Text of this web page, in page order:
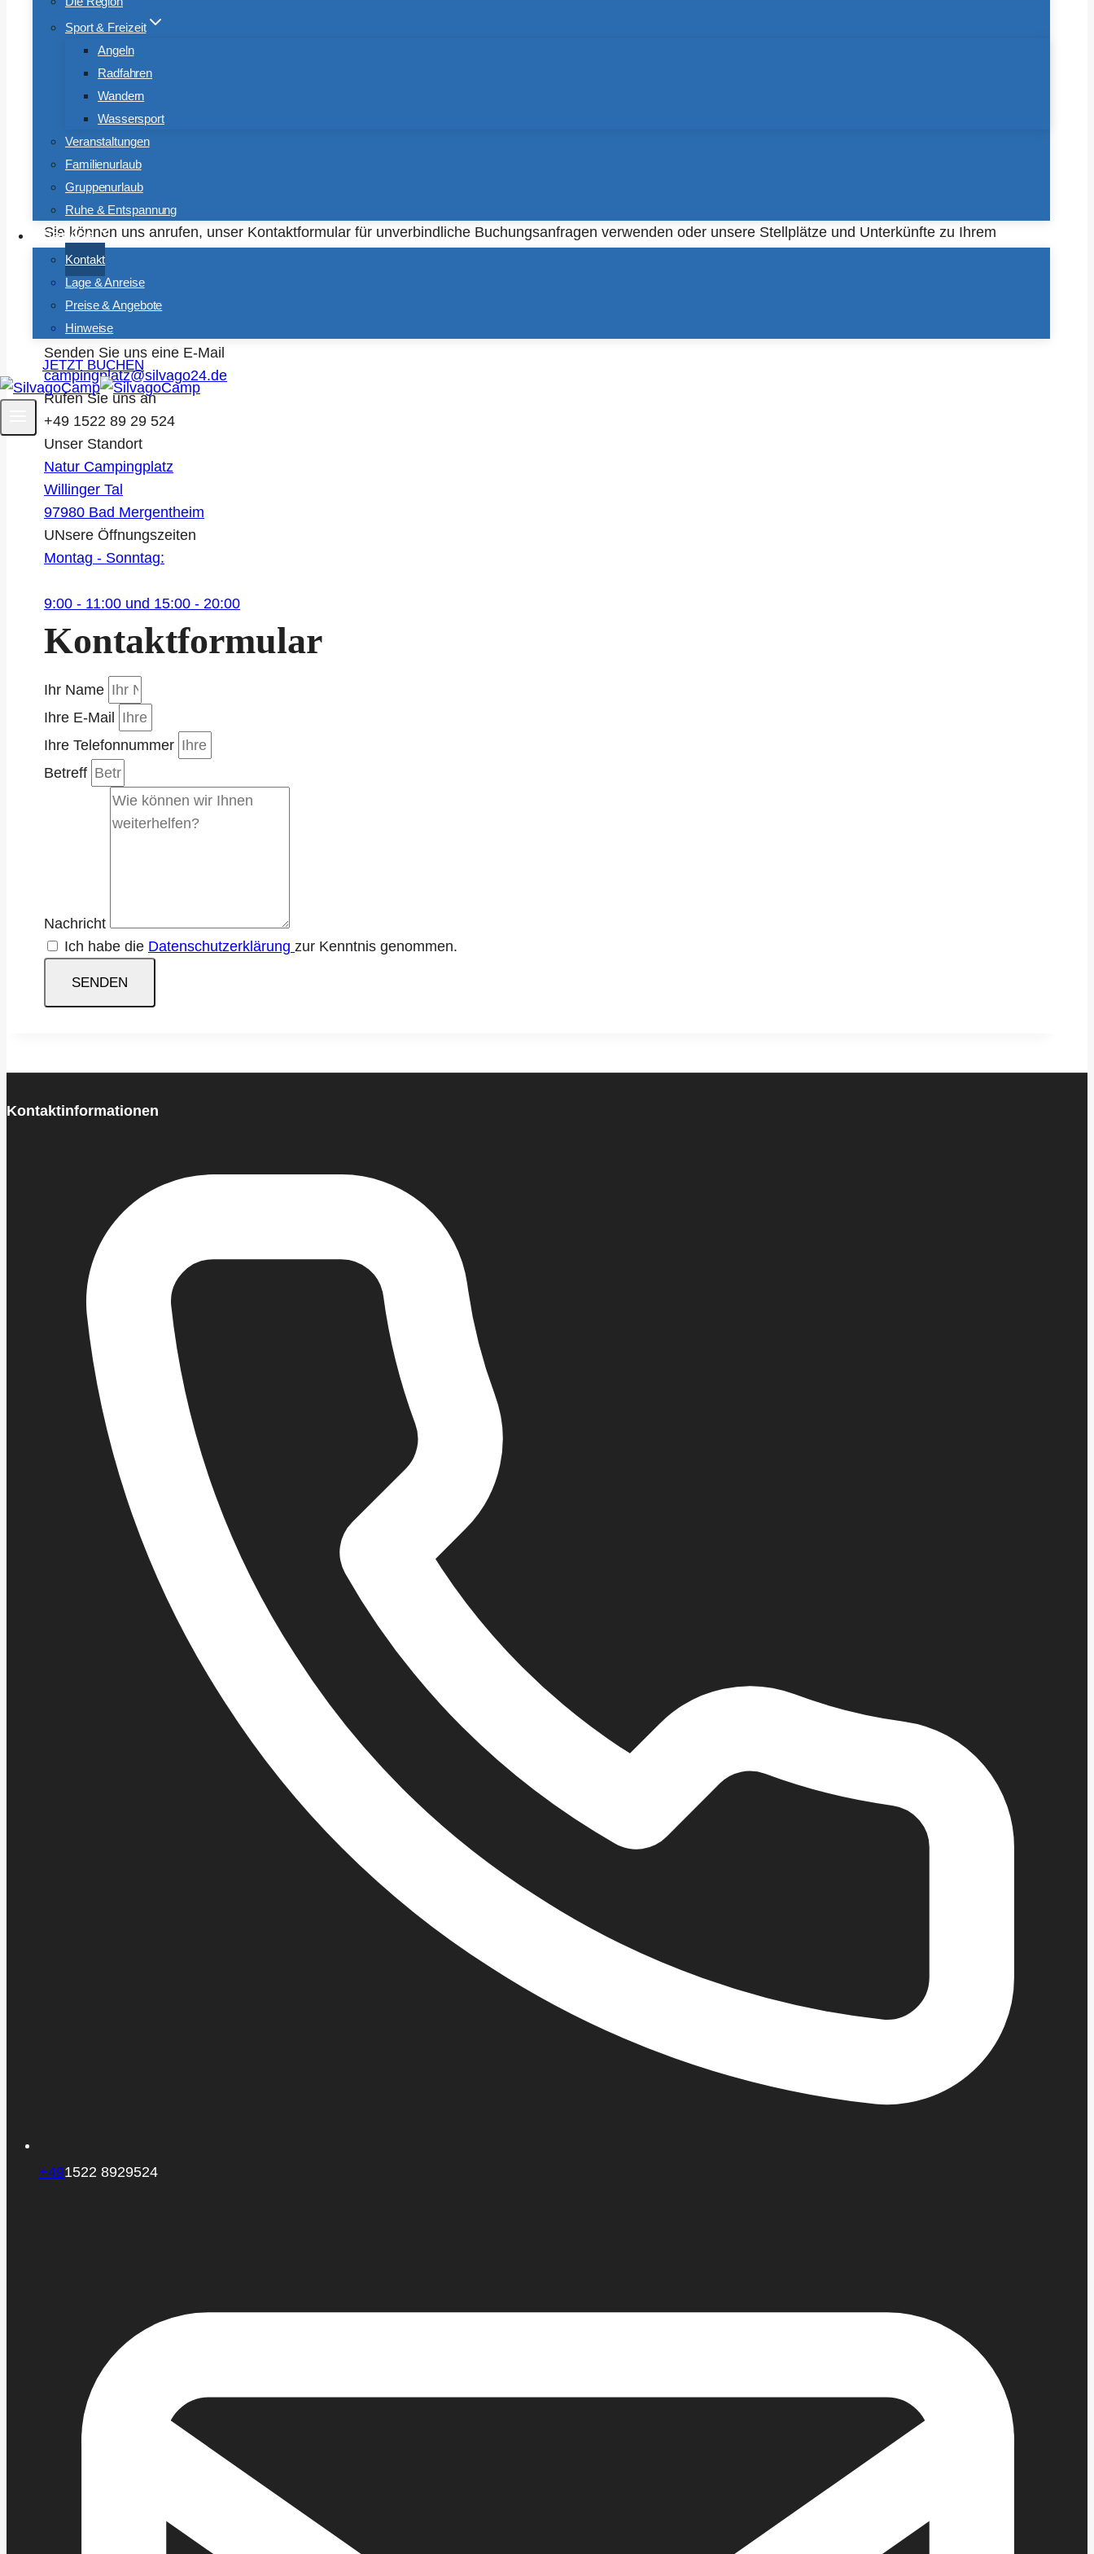
Sport & Freizeit
Angeln
Radfahren
Wandern
Wassersport
Veranstaltungen
Familienurlaub
Gruppenurlaub
Ruhe & Entspannung
Service
Kontakt
Lage & Anreise
Preise & Angebote
Hinweise
JETZT BUCHEN
So nehmen Sie Kontakt mit uns auf!
Wir freuen uns sehr, dass unser Campingangebot Ihr Interesse geweckt hat und Sie mit uns Kontakt aufnehmen möchten.
Sie können uns anrufen, unser Kontaktformular für unverbindliche Buchungsanfragen verwenden oder unsere Stellplätze und Unterkünfte zu Ihrem
Wunschreisezeitraum direkt ganz bequem und
Falls Sie noch Rückfragen zu unseren Unterkünften, den Serviceleistungen oder zu bereits bestehenden Buchungen haben, freuen wir uns ebenfalls
über ihre Nachricht.
Senden Sie uns eine E-Mail
campingplatz@silvago24.de
Rufen Sie uns an
+49 1522 89 29 524
Unser Standort
Natur Campingplatz
Willinger Tal
97980 Bad Mergentheim
UNsere Öffnungszeiten
Montag - Sonntag:
9:00 - 11:00 und 15:00 - 20:00
Kontaktformular
Ihr Name
Ihre E-Mail
Ihre Telefonnummer
Betreff
Nachricht
Ich habe die Datenschutzerklärung zur Kenntnis genommen.
SENDEN
Kontaktinformationen
+491522 8929524